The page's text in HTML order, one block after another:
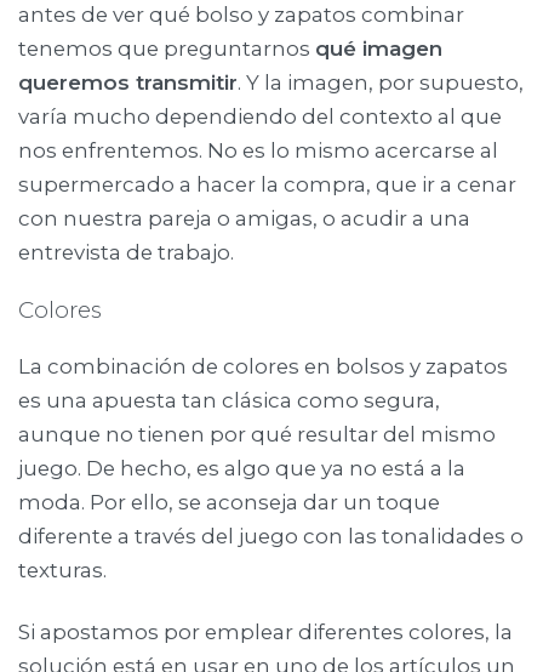
antes de ver qué bolso y zapatos combinar
tenemos que preguntarnos qué imagen
queremos transmitir. Y la imagen, por supuesto,
varía mucho dependiendo del contexto al que
nos enfrentemos. No es lo mismo acercarse al
supermercado a hacer la compra, que ir a cenar
con nuestra pareja o amigas, o acudir a una
entrevista de trabajo.
Colores
La combinación de colores en bolsos y zapatos
es una apuesta tan clásica como segura,
aunque no tienen por qué resultar del mismo
juego. De hecho, es algo que ya no está a la
moda. Por ello, se aconseja dar un toque
diferente a través del juego con las tonalidades o
texturas.
Si apostamos por emplear diferentes colores, la
solución está en usar en uno de los artículos un